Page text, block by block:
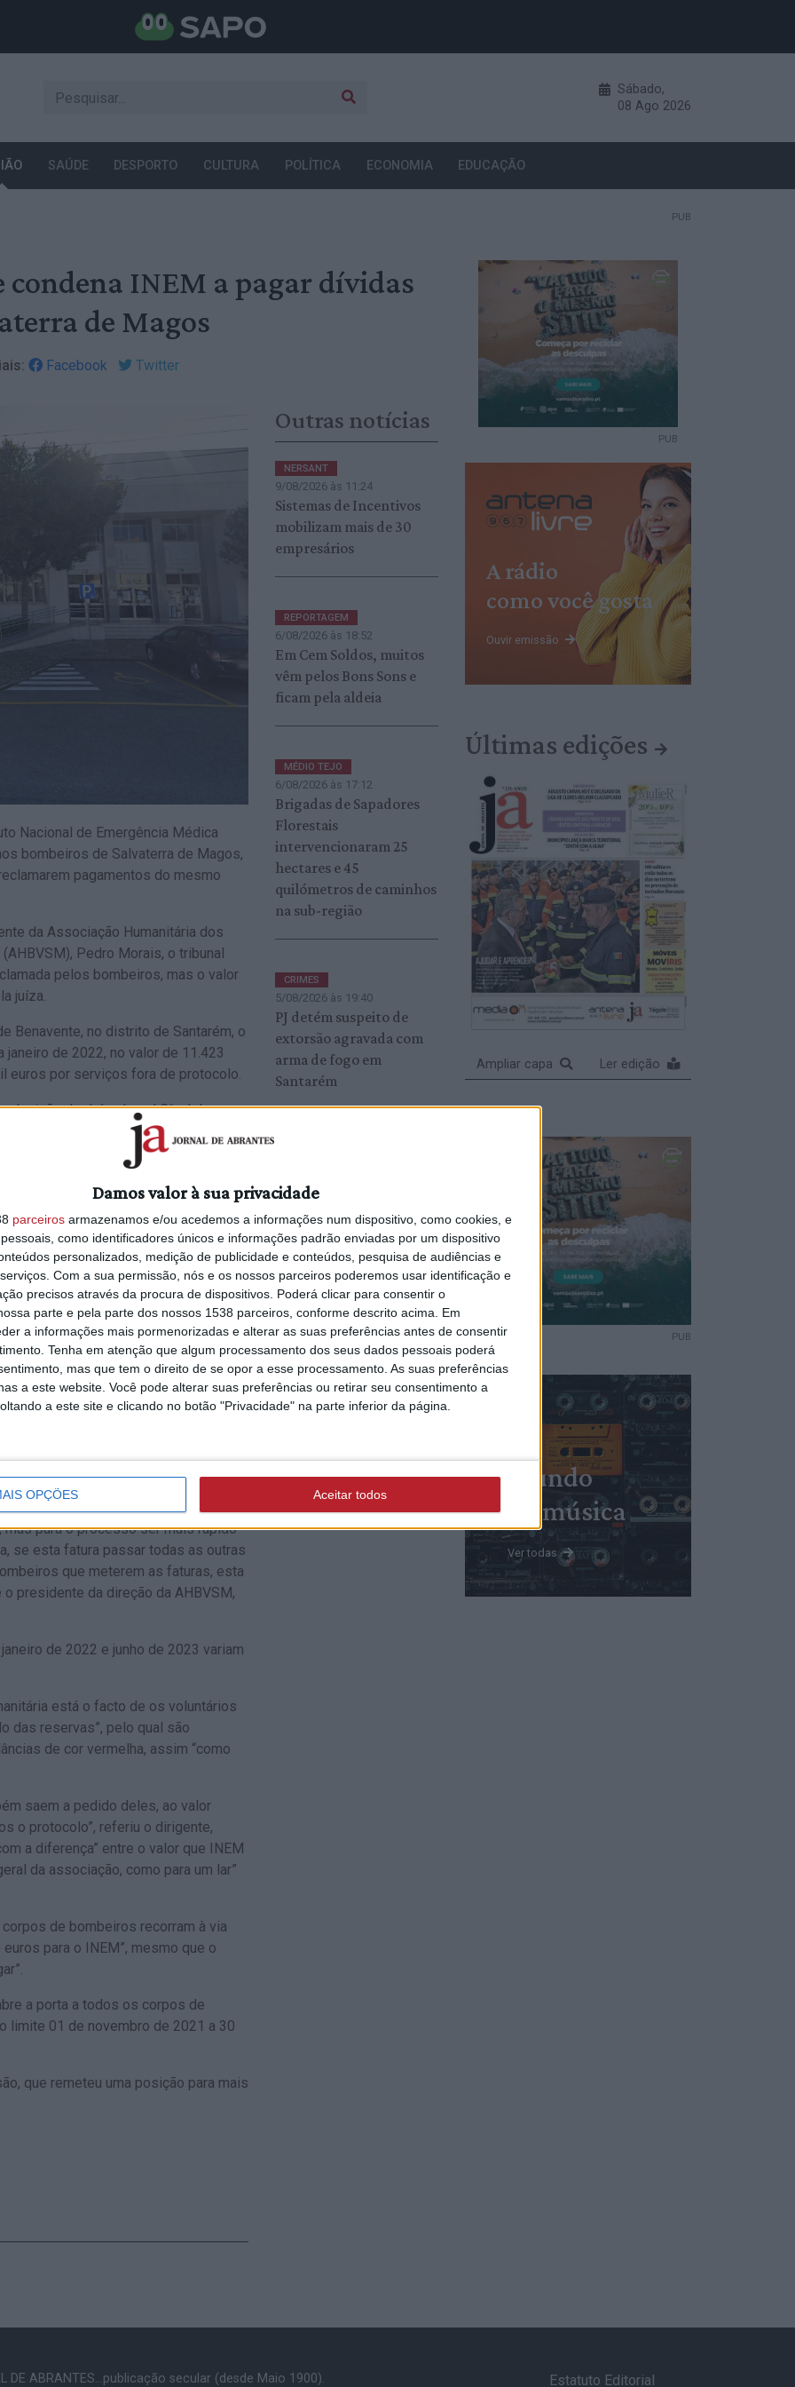
Damos valor à sua privacidade
parceiros armazenamos e/ou acedemos a informações num dispositivo, como cookies, e
como identificadores únicos e informações padrão enviadas por um dispositivo
personalizados, medição de publicidade e conteúdos, pesquisa de audiências e
Com a sua permissão, nós e os nossos parceiros poderemos usar identificação e
precisos através da procura de dispositivos. Poderá clicar para consentir o
parte e pela parte dos nossos 1538 parceiros, conforme descrito acima. Em
a informações mais pormenorizadas e alterar as suas preferências antes de consentir
Tenha em atenção que algum processamento dos seus dados pessoais poderá
mas que tem o direito de se opor a esse processamento. As suas preferências
a este website. Você pode alterar suas preferências ou retirar seu consentimento a
a este site e clicando no botão "Privacidade" na parte inferior da página.
OPÇÕES Aceitar todos
Sábado,
08 Ago 2026
SAÚDE DESPORTO CULTURA POLÍTICA ECONOMIA EDUCAÇÃO
PUB
INEM a pagar dívidas
de Magos
Facebook Twitter
Nacional de Emergência Médica
bombeiros de Salvaterra de Magos,
pagamentos do mesmo
da Associação Humanitária dos
Pedro Morais, o tribunal
pelos bombeiros, mas o valor
juíza.
Benavente, no distrito de Santarém, o
de 2022, no valor de 11.423
euros por serviços fora de protocolo.
decisão do Juízo Local Cível do
se que “os valores que estavam
pela Liga [dos Bombeiros]
“a partir da publicação de um
passou a ser considerado um valor
estavam habilitados a não aceitar
que a juíza “não considerou
era a tabela da associação, mas
que estava negociada desde
a partir de 01 de novembro [de
têm “de ser remunerados pela
o dirigente da AHBVSM.
nunca pode ultrapassar o
de ser determinado” pela
mas para o processo ser mais rápido
se esta fatura passar todas as outras
que meterem as faturas, esta
presidente da direção da AHBVSM,
de 2022 e junho de 2023 variam
está o facto de os voluntários
das reservas”, pelo qual são
de cor vermelha, assim “como
saem a pedido deles, ao valor
o protocolo”, referiu o dirigente,
a diferença” entre o valor que INEM
da associação, como para um lar”
de bombeiros recorram à via
para o INEM”, mesmo que o
a porta a todos os corpos de
limite 01 de novembro de 2021 a 30
que remeteu uma posição para mais
Outras notícias
NERSANT
9/08/2026 às 11:24
Sistemas de Incentivos
mobilizam mais de 30
empresários
REPORTAGEM
6/08/2026 às 18:52
Em Cem Soldos, muitos
vêm pelos Bons Sons e
ficam pela aldeia
MÉDIO TEJO
6/08/2026 às 17:12
Brigadas de Sapadores
Florestais
intervencionaram 25
hectares e 45
quilómetros de caminhos
na sub-região
CRIMES
5/08/2026 às 19:40
PJ detém suspeito de
extorsão agravada com
arma de fogo em
Santarém
Casa Mendes Gonçalves
alimentação saudável
Diese
MAU TEMPO
3/08/2026 às 12:49
Governo autoriza verba
de quase 80 ME para IP
fazer obras em estradas
PUB
A rádio
como você gosta
Ouvir emissão
Últimas edições
Ampliar capa Ler edição
PUB
Mundo
da música
Ver todas
DE ABRANTES...publicação secular (desde Maio 1900). Estatuto Editorial